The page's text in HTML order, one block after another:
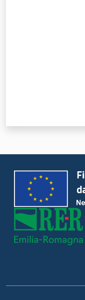
Argomenti
Novità
Servizi
Leggi Atti Bandi